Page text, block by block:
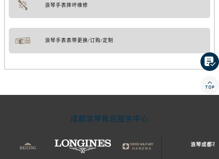
浪琴手表摔坏维修
浪琴手表表带更换/订购/定制
成都浪琴售后服务中心
浪琴成都市

